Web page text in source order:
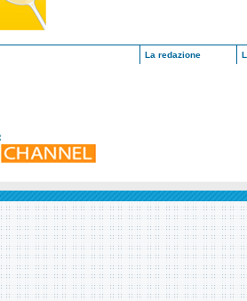
La redazione